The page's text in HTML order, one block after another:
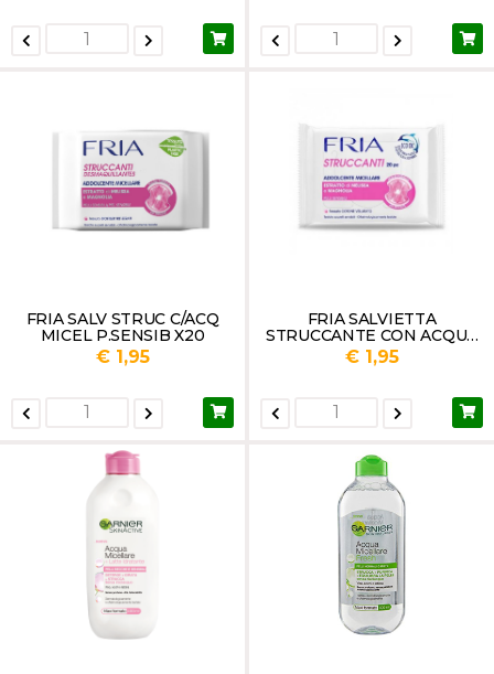
FRIA SALV STRUC C/ACQ
MICEL P.SENSIB X20
€ 1,95
FRIA SALVIETTA
STRUCCANTE CON ACQUA
MICELLARE X TUTTE LE
PELLI PZ.20
€ 1,95